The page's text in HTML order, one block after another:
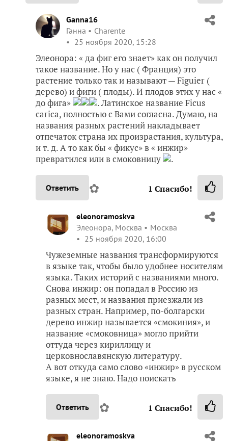
Ganna16
Ганна
Charente
25 ноября 2020, 15:28
Элеонора: « да фиг его знает» как он получил
такое название. Но у нас ( Франция) это
растение только так и называют — Figuier (
дерево) и фиги ( плоды). И плодов этих у нас «
до фига»
. Латинское название Ficus
carica, полностью с Вами согласна. Думаю, на
названия разных растений накладывает
отпечаток страна их произрастания, культура,
и т. д. А то как бы « фикус» в « инжир»
превратился или в смоковницу
.
Ответить ✿ 1 Спасибо!
eleonoramoskva
Элеонора, Москва
Москва
25 ноября 2020, 16:00
Чужеземные названия трансформируются
в языке так, чтобы было удобнее носителям
языка. Таких историй с названиями много.
Снова инжир: он попадал в Россию из
разных мест, и названия приезжали из
разных стран. Например, по-болгарски
дерево инжир называется «смокиния», и
название «смоковница» могло прийти
оттуда через кириллицу и
церковнославянскую литературу.
А вот откуда само слово «инжир» в русском
языке, я не знаю. Надо поискать
Ответить ✿ 1 Спасибо!
eleonoramoskva